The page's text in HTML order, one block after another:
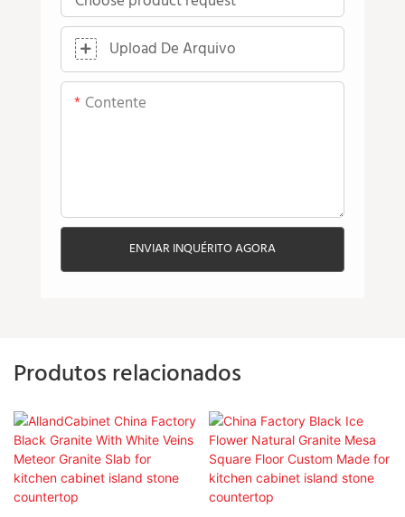
Upload De Arquivo
Contente
ENVIAR INQUÉRITO AGORA
Produtos relacionados